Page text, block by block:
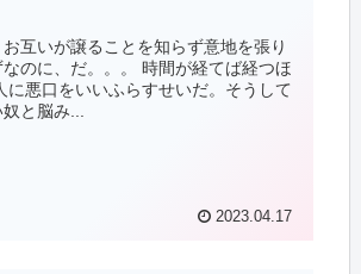
互いが譲ることを知らず意地を張り
のに、だ。。。 時間が経てば経つほ
に悪口をいいふらすせいだ。そうして
と脳み...
2023.04.17